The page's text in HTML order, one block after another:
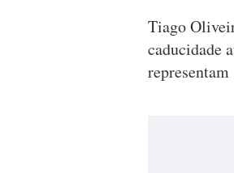
Tiago
caducidade